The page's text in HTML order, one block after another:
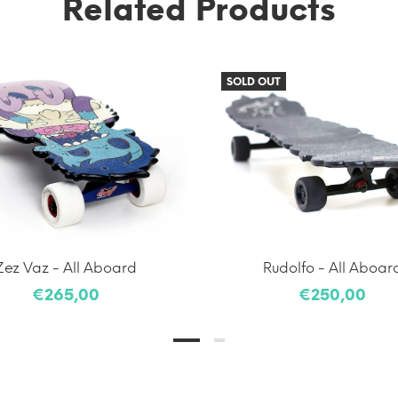
Related Products
Vaz - All Aboard
€265,00
SOLD OUT
Rudolfo - All
€250,00